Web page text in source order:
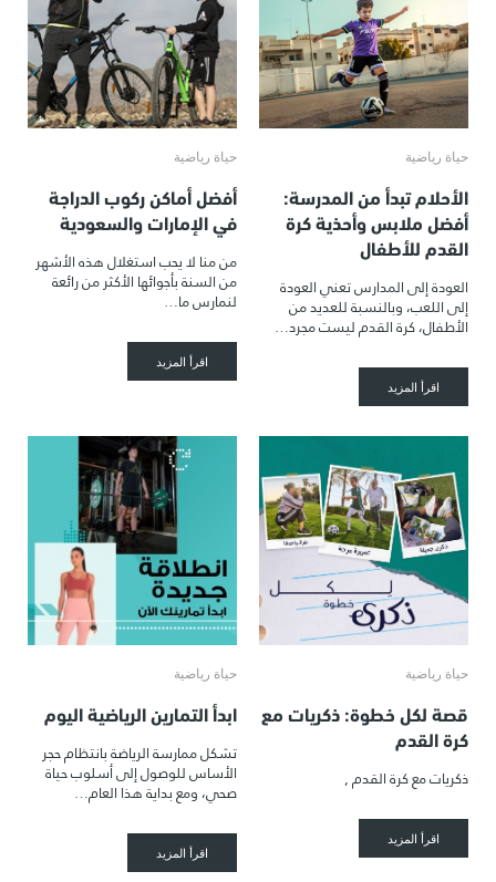
حياة رياضية
الأحلام تبدأ من المدرسة:
أفضل ملابس وأحذية كرة
القدم للأطفال
العودة إلى المدارس تعني العودة
إلى اللعب، وبالنسبة للعديد من
الأطفال، كرة القدم ليست مجرد…
اقرأ المزيد
حياة رياضية
أفضل أماكن ركوب الدراجة
في الإمارات والسعودية
من منا لا يحب استغلال هذه الأشهر
من السنة بأجوائها الأكثر من رائعة
لنمارس ما…
اقرأ المزيد
حياة رياضية
قصة لكل خطوة: ذكريات مع
كرة القدم
ذكريات مع كرة القدم ,
اقرأ المزيد
حياة رياضية
ابدأ التمارين الرياضية اليوم
تشكل ممارسة الرياضة بانتظام حجر
الأساس للوصول إلى أسلوب حياة
صحي، ومع بداية هذا العام…
اقرأ المزيد